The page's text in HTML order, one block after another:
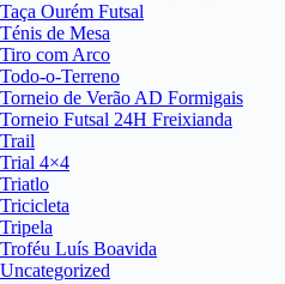
Taça Ourém Futsal
Ténis de Mesa
Tiro com Arco
Todo-o-Terreno
Torneio de Verão AD Formigais
Torneio Futsal 24H Freixianda
Trail
Trial 4×4
Triatlo
Tricicleta
Tripela
Troféu Luís Boavida
Uncategorized